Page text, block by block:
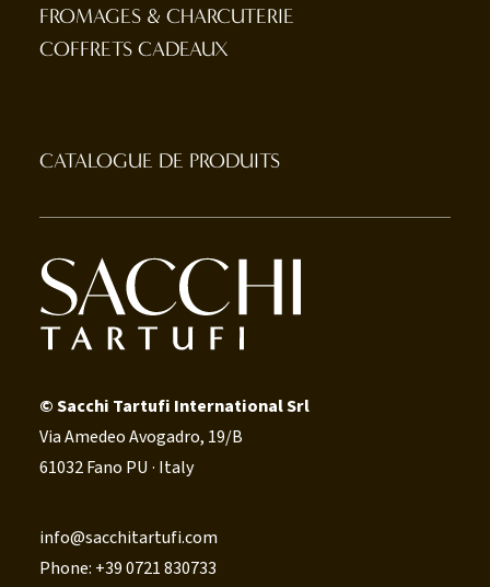
FROMAGES & CHARCUTERIE
COFFRETS CADEAUX
CATALOGUE DE PRODUITS
© Sacchi Tartufi International Srl
Via Amedeo Avogadro, 19/B
61032 Fano PU · Italy
info@sacchitartufi.com
Phone: +39 0721 830733